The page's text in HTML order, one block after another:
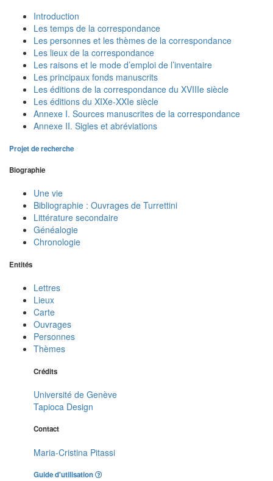
Introduction
Les temps de la correspondance
Les personnes et les thèmes de la correspondance
Les lieux de la correspondance
Les raisons et le mode d’emploi de l’inventaire
Les principaux fonds manuscrits
Les éditions de la correspondance du XVIIIe siècle
Les éditions du XIXe-XXIe siècle
Annexe I. Sources manuscrites de la correspondance
Annexe II. Sigles et abréviations
Projet de recherche
Biographie
Une vie
Bibliographie : Ouvrages de Turrettini
Littérature secondaire
Généalogie
Chronologie
Entités
Lettres
Lieux
Carte
Ouvrages
Personnes
Thèmes
Crédits
Université de Genève
Tapioca Design
Contact
Maria-Cristina Pitassi
Guide d'utilisation